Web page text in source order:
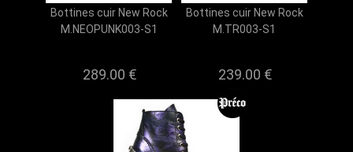
Bottines cuir New Rock
M.NEOPUNK003-S1
289.00 €
Bottines cuir New Rock
M.TR003-S1
239.00 €